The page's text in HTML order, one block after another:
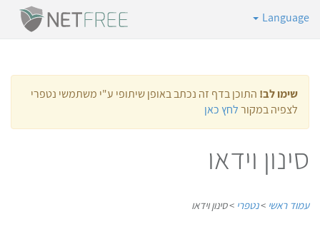
Language
שימו לב!התוכן בדף זה נכתב באופן שיתופי ע"י משתמשי נטפרי
לצפיה במקורלחץ כאן
סינון וידאו
עמוד ראשי> נטפרי> סינון וידאו